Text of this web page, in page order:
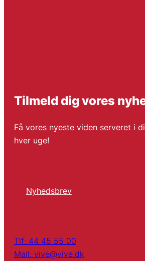
Tilmeld dig vores
Få vores nyeste viden serveret i
hver uge!
Nyhedsbrev
Tlf: 44 45 55 00
Mail: vive@vive.dk